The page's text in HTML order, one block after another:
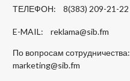
ТЕЛЕФОН: 8(383) 209-21-22
E-MAIL: reklama@sib.fm
По вопросам сотрудничества:
marketing@sib.fm